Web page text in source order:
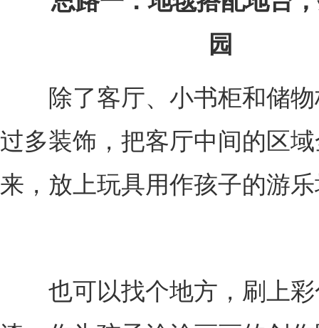
园
除了客厅、小书柜和储物
过多装饰，把客厅中间的区
来，放上玩具用作孩子的游
也可以找个地方，刷上彩